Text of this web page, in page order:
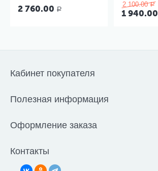
2 760.00 Р
2 100.00 Р
1 940.00
Кабинет покупателя
Полезная информация
Оформление заказа
Контакты